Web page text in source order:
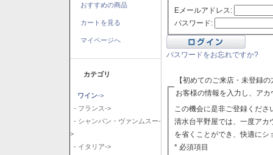
おすすめの商品
カートを見る
マイページへ
カテゴリ
ワイン->
- フランス->
- シャンパン・ヴァンムスー-
>
- イタリア->
Eメールアドレス:
パスワード:
パスワードをお忘れですか?
【初めてのご来店・未登録の
お客様の情報を入力し、ア
この機会に是非ご登録くださ
清水台平野屋では、一度アカ
を省くことができ、快適に
* 必須項目